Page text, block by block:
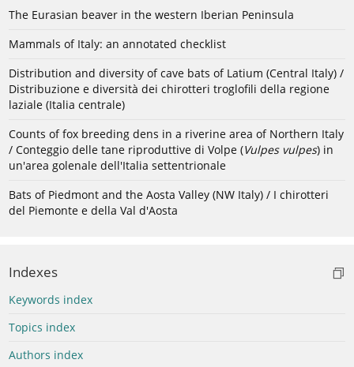
The Eurasian beaver in the western Iberian Peninsula
Mammals of Italy: an annotated checklist
Distribution and diversity of cave bats of Latium (Central Italy) /
Distribuzione e diversità dei chirotteri troglofili della regione
laziale (Italia centrale)
Counts of fox breeding dens in a riverine area of Northern Italy
/ Conteggio delle tane riproduttive di Volpe (Vulpes vulpes) in
un'area golenale dell'Italia settentrionale
Bats of Piedmont and the Aosta Valley (NW Italy) / I chirotteri
del Piemonte e della Val d'Aosta
Indexes
Keywords index
Topics index
Authors index